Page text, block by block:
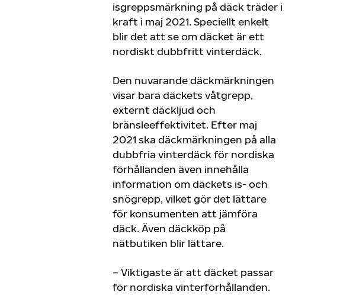
isgreppsmärkning på däck träder i
kraft i maj 2021. Speciellt enkelt
blir det att se om däcket är ett
nordiskt dubbfritt vinterdäck.
Den nuvarande däckmärkningen
visar bara däckets våtgrepp,
externt däckljud och
bränsleeffektivitet. Efter maj
2021 ska däckmärkningen på alla
dubbfria vinterdäck för nordiska
förhållanden även innehålla
information om däckets is- och
snögrepp, vilket gör det lättare
för konsumenten att jämföra
däck. Även däckköp på
nätbutiken blir lättare.
– Viktigaste är att däcket passar
för nordiska vinterförhållanden.